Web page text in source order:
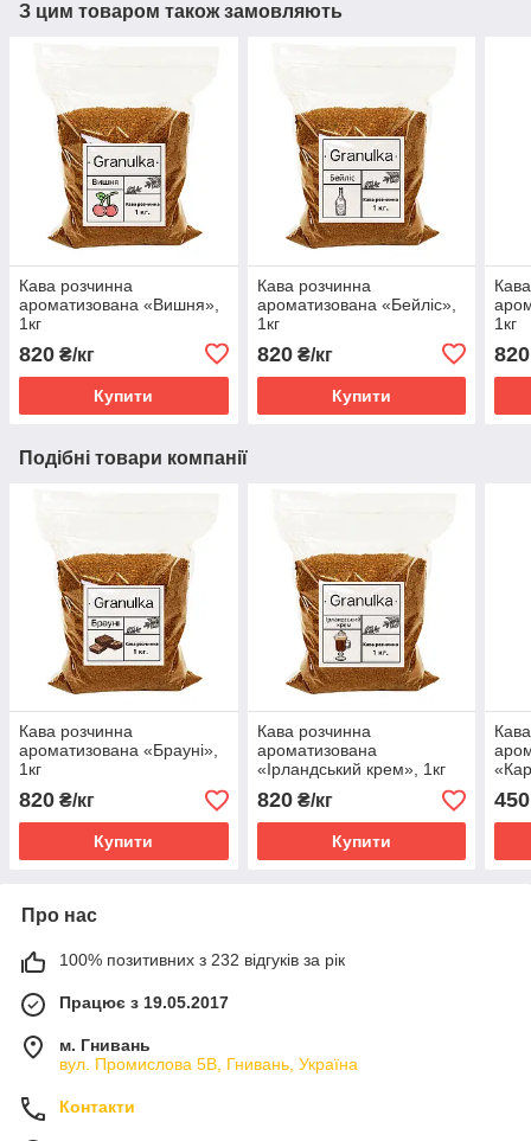
З цим товаром також замовляють
Кава розчинна
ароматизована «Вишня»,
1кг
820 ₴/кг
Купити
Кава розчинна
ароматизована «Бейліс»,
1кг
820₴/кг
Купити
1кг
820
Подібні товари компанії
Кава розчинна
ароматизована «Брауні»,
1кг
820 ₴/кг
Купити
Кава розчинна
ароматизована
«Ірландський крем», 1кг
820₴/кг
Купити
450
Про нас
100% позитивних з 232 відгуків за рік
Працює з 19.05.2017
м. Гнивань
вул. Промислова 5В, Гнивань, Україна
Контакти